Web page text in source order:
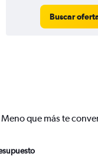
Buscar
que más te